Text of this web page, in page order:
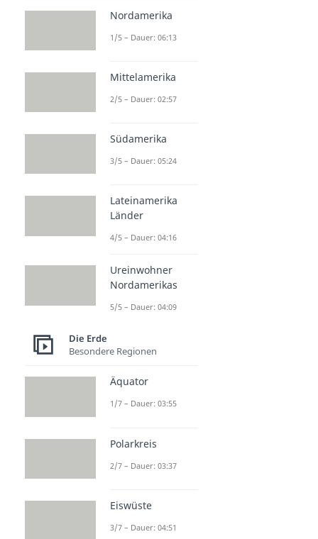
Nordamerika
1/5 – Dauer: 06:13
Mittelamerika
2/5 – Dauer: 02:57
Südamerika
3/5 – Dauer: 05:24
Lateinamerika
Länder
4/5 – Dauer: 04:16
Ureinwohner
Nordamerikas
5/5 – Dauer: 04:09
Die Erde
Besondere Regionen
Äquator
1/7 – Dauer: 03:55
Polarkreis
2/7 – Dauer: 03:37
Eiswüste
3/7 – Dauer: 04:51